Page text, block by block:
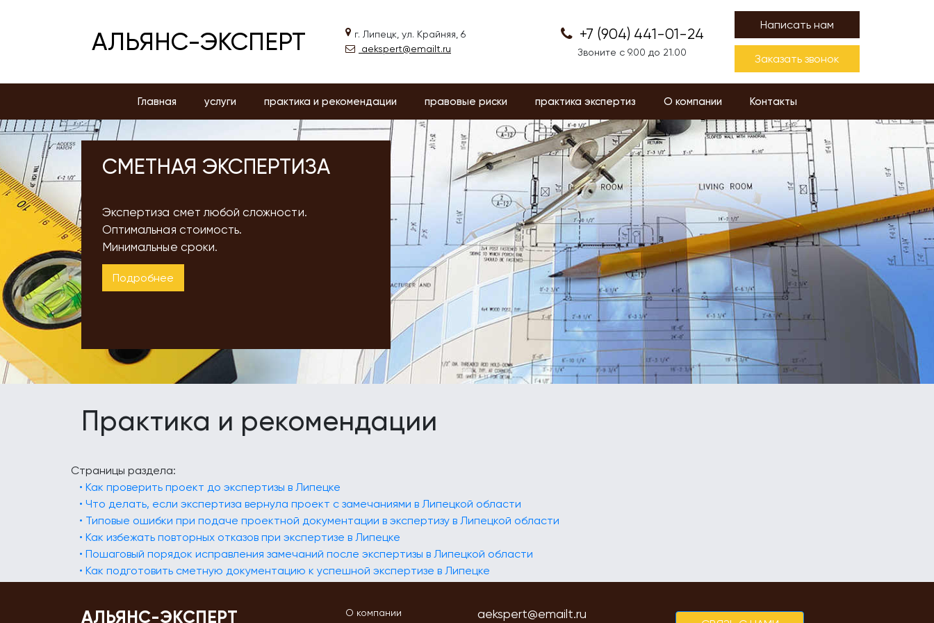
АЛЬЯНС-ЭКСПЕРТ
г. Липецк, ул. Крайняя, 6
aekspert@emailt.ru
+7 (904) 441-01-24
Звоните с 9.00 до 21.00
Написать нам
Заказать звонок
Главная услуги практика и рекомендации правовые риски практика экспертиз О компании Контакты
СМЕТНАЯ ЭКСПЕРТИЗА
Экспертиза смет любой сложности.
Оптимальная стоимость.
Минимальные сроки.
Подробнее
Практика и рекомендации
Страницы раздела:
• Как проверить проект до экспертизы в Липецке
• Что делать, если экспертиза вернула проект с замечаниями в Липецкой области
• Типовые ошибки при подаче проектной документации в экспертизу в Липецкой области
• Как избежать повторных отказов при экспертизе в Липецке
• Пошаговый порядок исправления замечаний после экспертизы в Липецкой области
• Как подготовить сметную документацию к успешной экспертизе в Липецке
АЛЬЯНС-ЭКСПЕРТ О компании aekspert@emailt.ru